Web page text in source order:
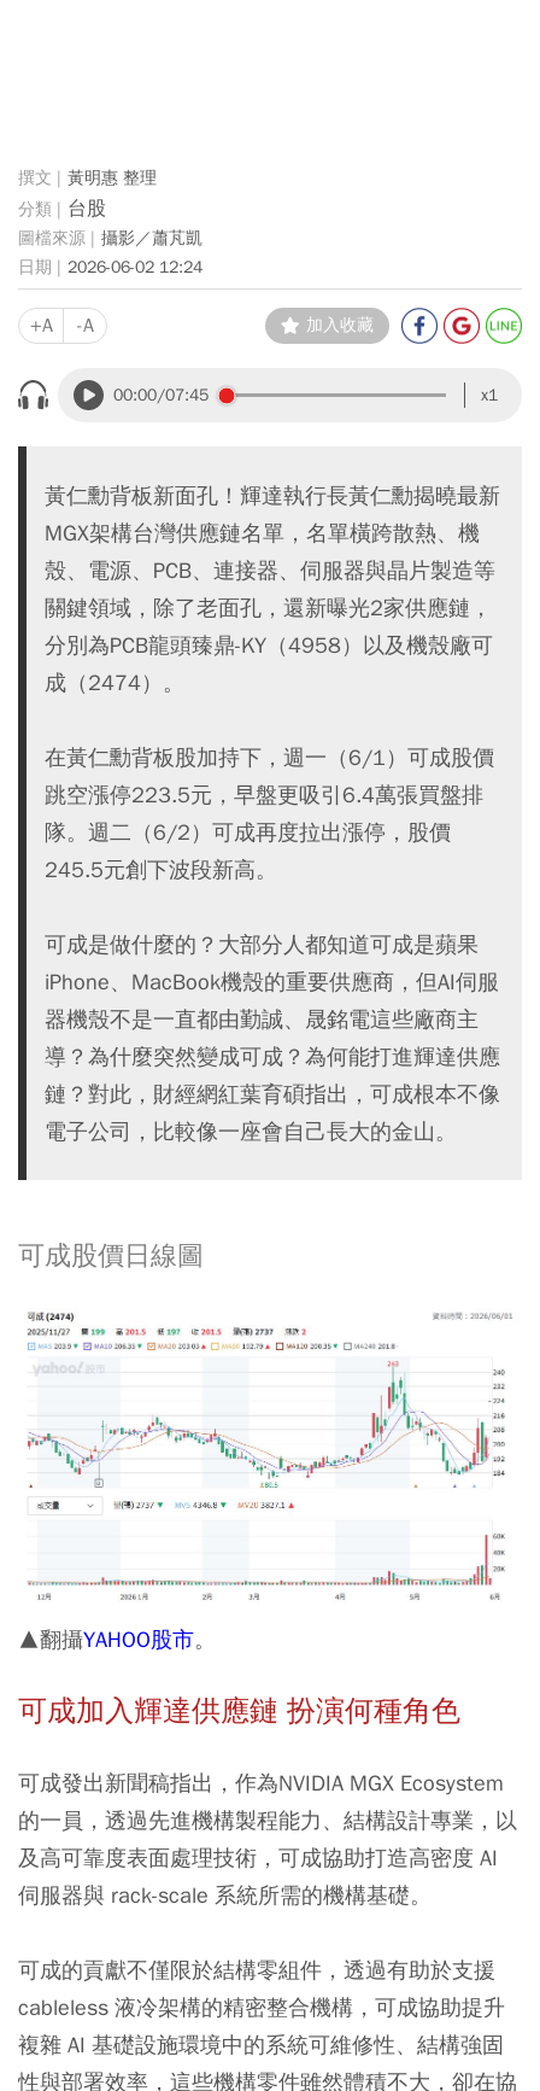
黃明惠 整理
台股
攝影／蕭芃凱
2026-06-02 12:24
+A -A 加入收藏
00:00/07:45 x1
黃仁勳背板新面孔！輝達執行長黃仁勳揭曉最新
MGX架構台灣供應鏈名單，名單橫跨散熱、機
殼、電源、PCB、連接器、伺服器與晶片製造等
關鍵領域，除了老面孔，還新曝光2家供應鏈，
分別為PCB龍頭臻鼎-KY（4958）以及機殼廠可
成（2474）。
在黃仁勳背板股加持下，週一（6/1）可成股價
跳空漲停223.5元，早盤更吸引6.4萬張買盤排
隊。週二（6/2）可成再度拉出漲停，股價
245.5元創下波段新高。
可成是做什麼的？大部分人都知道可成是蘋果
iPhone、MacBook機殼的重要供應商，但AI伺服
器機殼不是一直都由勤誠、晟銘電這些廠商主
導？為什麼突然變成可成？為何能打進輝達供應
鏈？對此，財經網紅葉育碩指出，可成根本不像
電子公司，比較像一座會自己長大的金山。
可成股價日線圖
▲翻攝YAHOO股市。
可成加入輝達供應鏈 扮演何種角色
可成發出新聞稿指出，作為NVIDIA MGX Ecosystem
的一員，透過先進機構製程能力、結構設計專業，以
及高可靠度表面處理技術，可成協助打造高密度 AI
伺服器與 rack-scale 系統所需的機構基礎。
可成的貢獻不僅限於結構零組件，透過有助於支援
cableless 液冷架構的精密整合機構，可成協助提升
複雜 AI 基礎設施環境中的系統可維修性、結構強固
性與部署效率，這些機構零件雖然體積不大，卻在協